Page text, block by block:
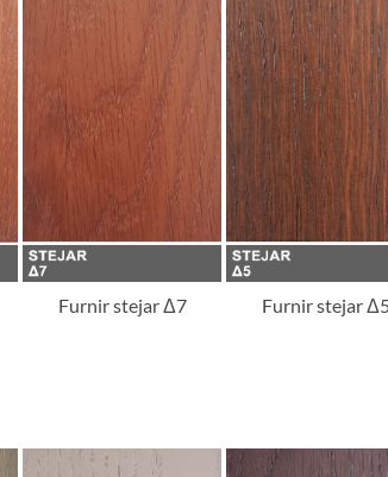
Furnir stejar Δ7 Furnir stejar